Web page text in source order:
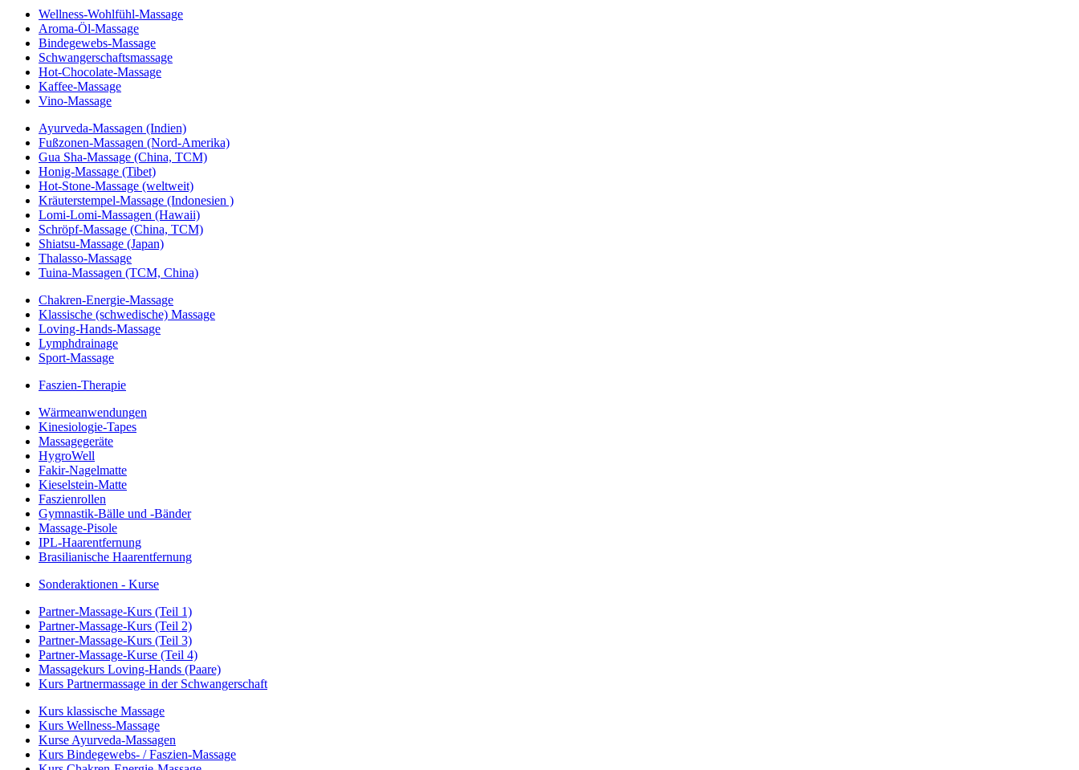
Wellness-Wohlfühl-Massage
Aroma-Öl-Massage
Bindegewebs-Massage
Schwangerschaftsmassage
Hot-Chocolate-Massage
Kaffee-Massage
Vino-Massage
Ayurveda-Massagen (Indien)
Fußzonen-Massagen (Nord-Amerika)
Gua Sha-Massage (China, TCM)
Honig-Massage (Tibet)
Hot-Stone-Massage (weltweit)
Kräuterstempel-Massage (Indonesien )
Lomi-Lomi-Massagen (Hawaii)
Schröpf-Massage (China, TCM)
Shiatsu-Massage (Japan)
Thalasso-Massage
Tuina-Massagen (TCM, China)
Chakren-Energie-Massage
Klassische (schwedische) Massage
Loving-Hands-Massage
Lymphdrainage
Sport-Massage
Faszien-Therapie
Wärmeanwendungen
Kinesiologie-Tapes
Massagegeräte
HygroWell
Fakir-Nagelmatte
Kieselstein-Matte
Faszienrollen
Gymnastik-Bälle und -Bänder
Massage-Pisole
IPL-Haarentfernung
Brasilianische Haarentfernung
Sonderaktionen - Kurse
Partner-Massage-Kurs (Teil 1)
Partner-Massage-Kurs (Teil 2)
Partner-Massage-Kurs (Teil 3)
Partner-Massage-Kurse (Teil 4)
Massagekurs Loving-Hands (Paare)
Kurs Partnermassage in der Schwangerschaft
Kurs klassische Massage
Kurs Wellness-Massage
Kurse Ayurveda-Massagen
Kurs Bindegewebs- / Faszien-Massage